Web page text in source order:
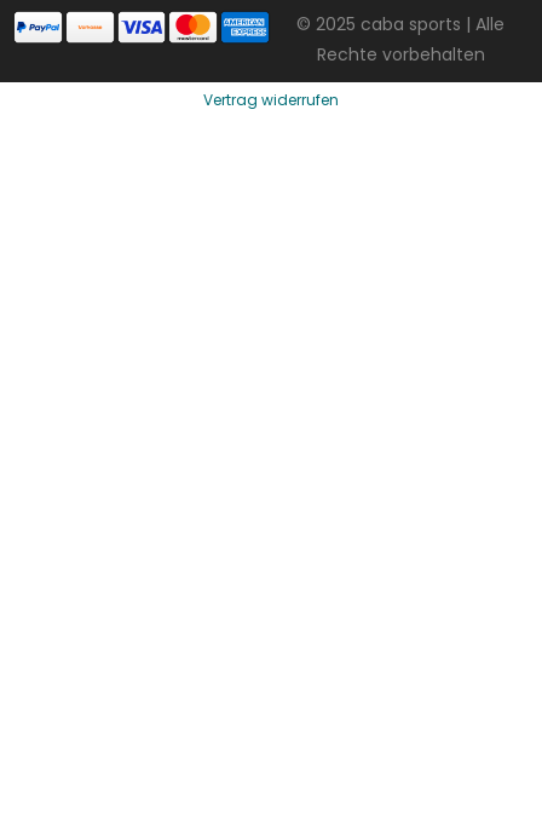
© 2025 caba sports | Alle
Rechte vorbehalten
Vertrag widerrufen